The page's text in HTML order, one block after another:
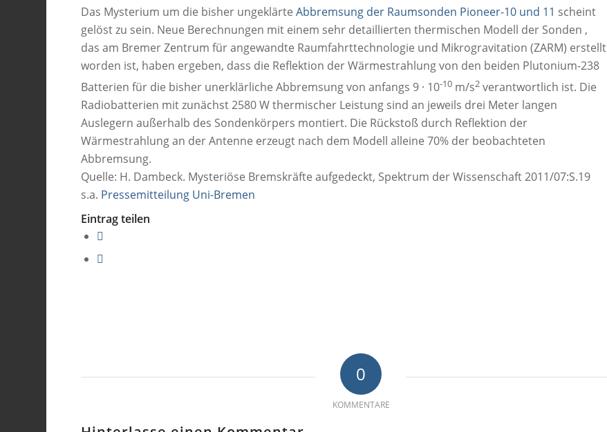
Das Mysterium um die bisher ungeklärteAbbremsung der Raumsonden Pioneer-10 und 11 scheint
gelöst zu sein. Neue Berechnungen mit einem sehr detaillierten thermischen Modell der Sonden ,
das am Bremer Zentrum für angewandte Raumfahrttechnologie und Mikrogravitation (ZARM) erstellt
worden ist, haben ergeben, dass die Reflektion der Wärmestrahlung von den beiden Plutonium-238
Batterien für die bisher unerklärliche Abbremsung von anfangs 9 · 10-10 m/s2 verantwortlich ist. Die
Radiobatterien mit zunächst 2580 W thermischer Leistung sind an jeweils drei Meter langen
Auslegern außerhalb des Sondenkörpers montiert. Die Rückstoß durch Reflektion der
Wärmestrahlung an der Antenne erzeugt nach dem Modell alleine 70% der beobachteten
Abbremsung.
Quelle: H. Dambeck. Mysteriöse Bremskräfte aufgedeckt, Spektrum der Wissenschaft 2011/07:S.19
s.a. Pressemitteilung Uni-Bremen
Eintrag teilen
0
KOMMENTARE